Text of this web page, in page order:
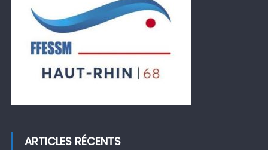
ARTICLES RÉCENTS